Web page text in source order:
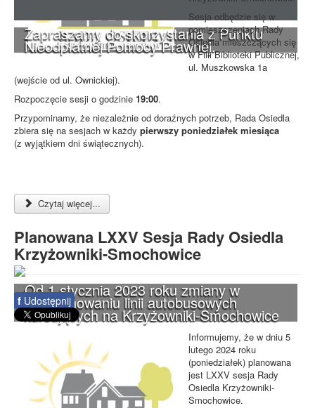
Zapraszamy do skorzystania z Punktu
Nieodpłatnej Pomocy Prawnej.
Od 1 stycznia 2023 roku zmiany w
funkcjonowaniu linii autobusowych
kursujących na Krzyżowniki-Smochowice
Sesja odbędzie się w
pomieszczeniach Rady
Osiedla mieszczących się
w Filii Biblioteki Publicznej,
ul. Muszkowska 1a
(wejście od ul. Ownickiej).
Rozpoczęcie sesji o godzinie 19:00.
Przypominamy, że niezależnie od doraźnych potrzeb, Rada Osiedla
zbiera się na sesjach w każdy pierwszy poniedziałek miesiąca
(z wyjątkiem dni świątecznych).
Czytaj więcej...
Planowana LXXV Sesja Rady Osiedla
Krzyżowniki-Smochowice
f Udostępnij
Informujemy, że w dniu 5
lutego 2024 roku
(poniedziałek) planowana
jest LXXV sesja Rady
Osiedla Krzyżowniki-
Smochowice.